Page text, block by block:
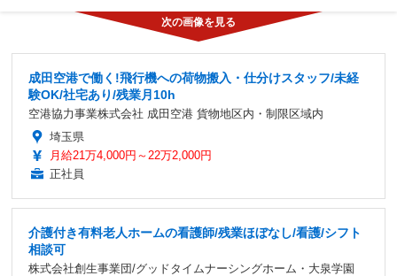
成田空港で働く!飛行機への荷物搬入・仕分けスタッフ/未経
験OK/社宅あり/残業月10h
空港協力事業株式会社 成田空港 貨物地区内・制限区域内
埼玉県
月給21万4,000円～22万2,000円
正社員
介護付き有料老人ホームの看護師/残業ほぼなし/看護/シフト
相談可
株式会社創生事業団/グッドタイムナーシングホーム・大泉学園